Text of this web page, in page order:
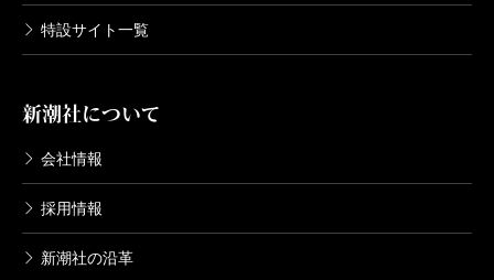
特設サイト一覧
新潮社について
会社情報
採用情報
新潮社の沿革